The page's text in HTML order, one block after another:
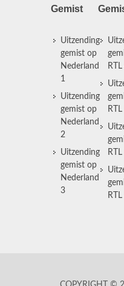
Gemist
Uitzending
gemist op
Nederland
1
Uitzending
gemist op
Nederland
2
Uitzending
gemist op
Nederland
3
RTL